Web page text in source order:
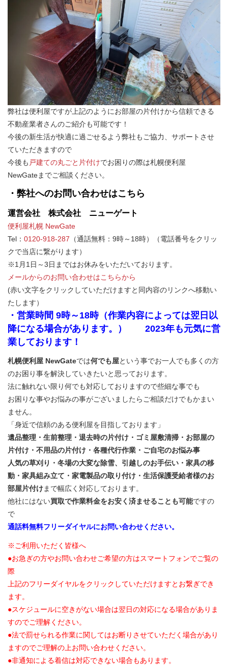
弊社は便利屋ですが上記のようにお部屋の片付けから信頼できる
不動産業者さんのご紹介も可能です！
今後の新生活が快適に過ごせるよう弊社もご協力、サポートさせ
ていただきますので
今後も 戸建ての丸ごと片付けでお困りの際は札幌便利屋
NewGateまでご相談ください。
・弊社へのお問い合わせはこちら
運営会社 株式会社 ニューゲート
便利屋札幌 NewGate
Tel： 0120-918-287 （通話無料：9時～18時）（電話番号をクリッ
クで当店に繋がります）
※1月1日～3日まではお休みをいただいております。
メールからのお問い合わせはこちらから
(赤い文字をクリックしていただけますと同内容のリンクへ移動い
たします）
・営業時間 9時～18時（作業内容によっては翌日以
降になる場合があります。） 2023年も元気に営
業しております！
札幌便利屋 NewGateでは何でも屋という事でお一人でも多くの方
のお困り事を解決していきたいと思っております。
法に触れない限り何でも対応しておりますので些細な事でも
お困りな事やお悩みの事がございましたらご相談だけでもかまい
ません。
「身近で信頼のある便利屋を目指しております」
遺品整理・生前整理・退去時の片付け・ゴミ屋敷清掃・お部屋の
片付け・不用品の片付け・各種代行作業・ご自宅のお悩み事
人気の草刈り・冬場の大変な除雪、引越しのお手伝い・家具の移
動・家具組み立て・家電製品の取り付け・生活保護受給者様のお
部屋片付けまで幅広く対応しております。
他社にはない買取で作業料金をお安く済ませることも可能ですの
で
通話料無料フリーダイヤルにお問い合わせください。
※ご利用いただく皆様へ
●お急ぎの方やお問い合わせご希望の方はスマートフォンでご覧の
際
上記のフリーダイヤルをクリックしていただけますとお繋ぎでき
ます。
●スケジュールに空きがない場合は翌日の対応になる場合がありま
すのでご理解ください。
●法で罰せられる作業に関してはお断りさせていただく場合があり
ますのでご理解の上お問い合わせください。
●非通知による着信は対応できない場合もあります。